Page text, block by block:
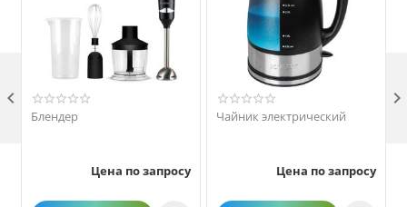
Блендер
Цена по запросу
Чайник электрический
Цена по запросу
 